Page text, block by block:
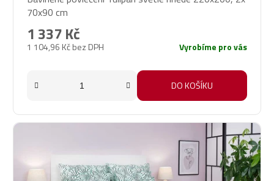
70x90 cm
1 104,96 Kč bez DPH
1 337 Kč
Vyrobíme pro vás
DO KOŠÍKU